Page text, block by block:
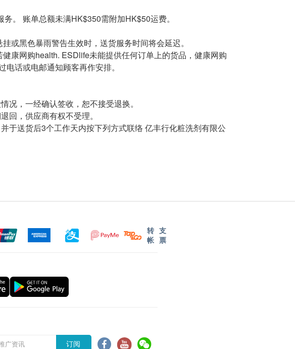
。 账单总额未满HK$350需附加HK$50运费。
或黑色暴雨警告生效时，送货服务时间将会延迟。
康网购health. ESDlife未能提供任何订单上的货品，健康网购
话或电邮通知顾客再作安排。
况，一经确认签收，恕不接受退换。
回，供应商有权不受理。
于送货后3个工作天内按下列方式联络 亿丰行化粧洗剂有限公
转
帐
支
票
订阅